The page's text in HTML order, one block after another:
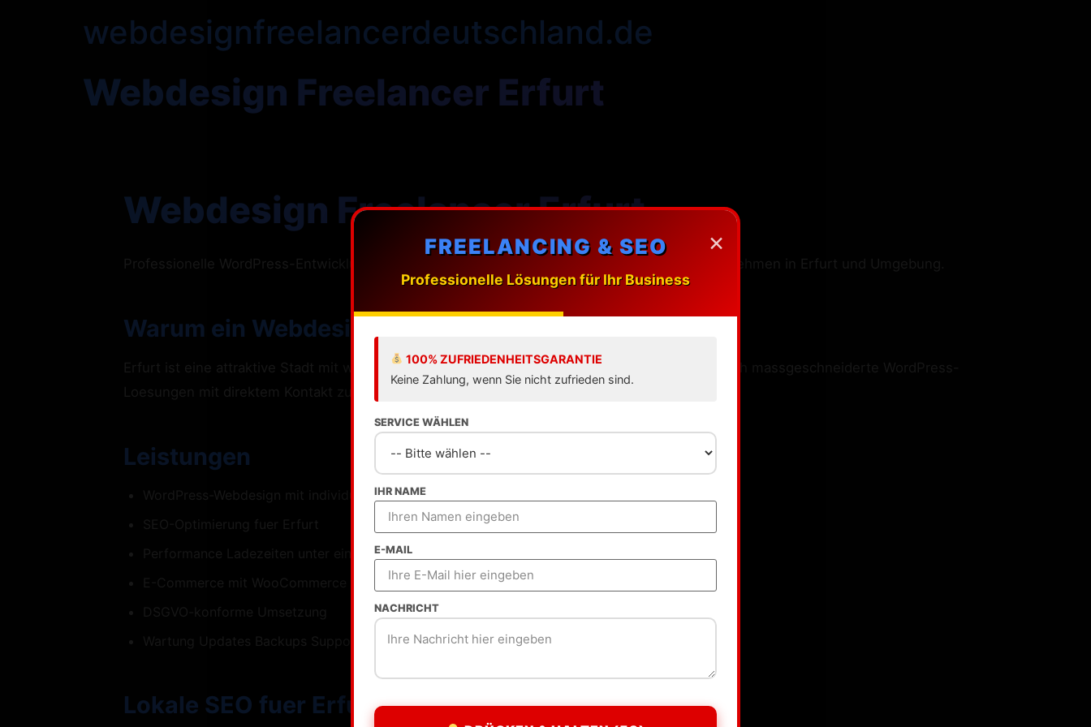
×
FREELANCING & SEO
Professionelle Lösungen für Ihr Business
100% ZUFRIEDENHEITSGARANTIE
Keine Zahlung, wenn Sie nicht zufrieden sind.
SERVICE WÄHLEN
IHR NAME
E-MAIL
NACHRICHT
webdesignfreelancerdeutschland.de
Webdesign Freelancer Erfurt
Webdesign Freelancer Erfurt
Warum ein Webdesign Freelancer in Erfurt?
Erfurt ist eine attraktive Stadt mit wirtschaftlichem Potenzial. Als Webdesign Freelancer biete ich massgeschneiderte WordPress-
Leistungen
WordPress-Webdesign mit individuellen Designs
Performance Ladezeiten unter einer Sekunde
Lokale SEO fuer Erfurt